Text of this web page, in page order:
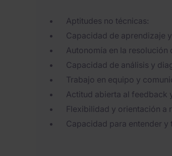
Aptitudes no técnicas:
Capacidad de aprendizaje
Autonomía en la resolución
Capacidad de análisis y
Trabajo en equipo y
Actitud abierta al feedback
Flexibilidad y orientación a
Capacidad para entender